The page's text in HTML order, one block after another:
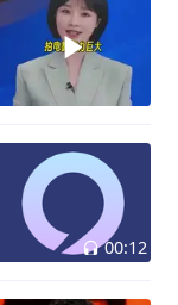
00:12